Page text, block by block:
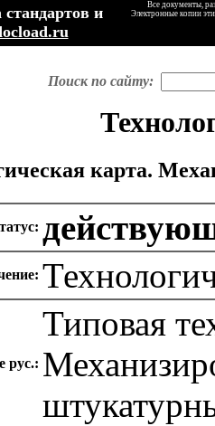
стандартов и
Все документы,
Электронные копии
Поиск по сайту:
карта.
рус.:
Типовая